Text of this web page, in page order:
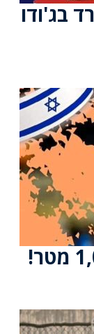
בג'ודו